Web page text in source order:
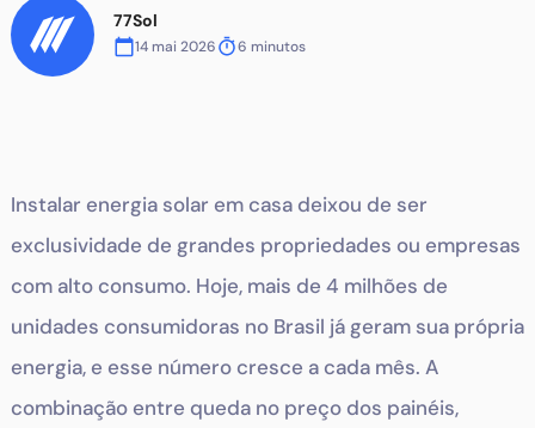
77Sol
14 mai 2026 6 minutos
Instalar energia solar em casa deixou de ser
exclusividade de grandes propriedades ou empresas
com alto consumo. Hoje, mais de 4 milhões de
unidades consumidoras no Brasil já geram sua própria
energia, e esse número cresce a cada mês. A
combinação entre queda no preço dos painéis,